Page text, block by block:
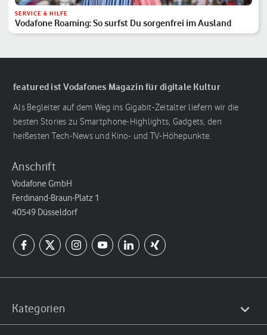
SERVICE & HILFE
Vodafone Roaming: So surfst Du sorgenfrei im Ausland
featured ist Vodafones Magazin für digitale Kultur
Als Begleiter auf dem Weg ins Gigabit-Zeitalter liefern wir die
besten Stories zu Smartphone-Highlights, Gadgets, den
heißesten Tech-News und Kino- und TV-Höhepunkte.
Anschrift
Vodafone GmbH
Ferdinand-Braun-Platz 1
40549 Düsseldorf
Kategorien